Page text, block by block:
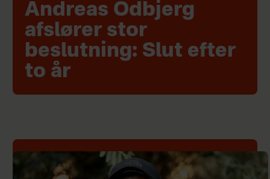
Andreas Odbjerg
afslører stor
beslutning: Slut efter
to år